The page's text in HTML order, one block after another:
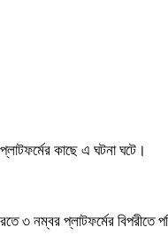
কাছে এ ঘটনা ঘটে।
৩ নম্বর প্লাটফর্মের বিপরীতে